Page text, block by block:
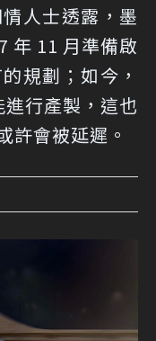
人士透露，墨
年 11 月準備啟
規劃；如今，
行產製，這也
許會被延遲。